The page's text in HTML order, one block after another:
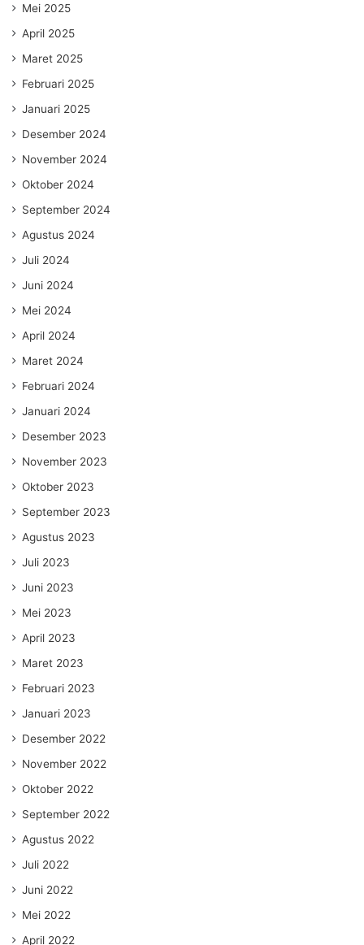
Mei 2025
April 2025
Maret 2025
Februari 2025
Januari 2025
Desember 2024
November 2024
Oktober 2024
September 2024
Agustus 2024
Juli 2024
Juni 2024
Mei 2024
April 2024
Maret 2024
Februari 2024
Januari 2024
Desember 2023
November 2023
Oktober 2023
September 2023
Agustus 2023
Juli 2023
Juni 2023
Mei 2023
April 2023
Maret 2023
Februari 2023
Januari 2023
Desember 2022
November 2022
Oktober 2022
September 2022
Agustus 2022
Juli 2022
Juni 2022
Mei 2022
April 2022